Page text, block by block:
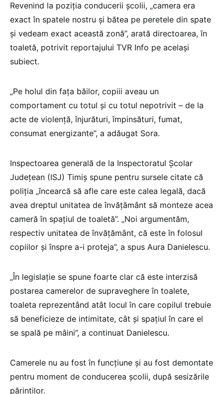
Revenind la poziția conducerii școlii, „camera era
exact în spatele nostru și bătea pe peretele din spate
și vedeam exact această zonă”, arată directoarea, în
toaletă, potrivit reportajului TVR Info pe același
subiect.
„Pe holul din fața băilor, copiii aveau un
comportament cu totul și cu totul nepotrivit – de la
acte de violență, înjurături, împinsături, fumat,
consumat energizante”, a adăugat Sora.
Inspectoarea generală de la Inspectoratul Școlar
Județean (ISJ) Timiș spune pentru sursele citate că
poliția „încearcă să afle care este calea legală, dacă
avea dreptul unitatea de învățământ să monteze acea
cameră în spațiul de toaletă”. „Noi argumentăm,
respectiv unitatea de învățământ, că este în folosul
copiilor și înspre a-i proteja”, a spus Aura Danielescu.
„În legislație se spune foarte clar că este interzisă
postarea camerelor de supraveghere în toalete,
toaleta reprezentând atât locul în care copilul trebuie
să beneficieze de intimitate, cât și spațiul în care el
se spală pe mâini”, a continuat Danielescu.
Camerele nu au fost în funcțiune și au fost demontate
pentru moment de conducerea școlii, după sesizările
părinților.